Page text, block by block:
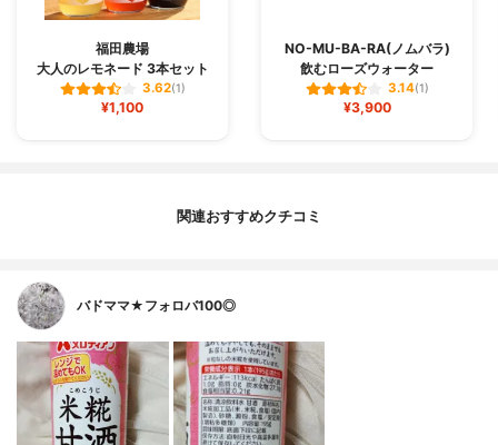
福田農場
大人のレモネード 3本セット
3.62(1)
¥1,100
NO-MU-BA-RA(ノムバラ)
飲むローズウォーター
3.14(1)
¥3,900
関連おすすめクチコミ
バドママ★フォロバ100◎